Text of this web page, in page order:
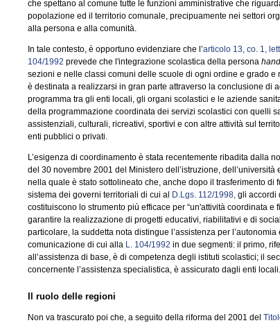
che spettano al comune tutte le funzioni amministrative che
popolazione ed il territorio comunale, precipuamente nei settori
alla persona e alla comunità.
In tale contesto, è opportuno evidenziare che l’articolo 13, co. 1,
104/1992 prevede che l'integrazione scolastica della persona
sezioni e nelle classi comuni delle scuole di ogni ordine e grado e
è destinata a realizzarsi in gran parte attraverso la conclusione di
programma tra gli enti locali, gli organi scolastici e le aziende
della programmazione coordinata dei servizi scolastici con quelli
assistenziali, culturali, ricreativi, sportivi e con altre attività sul
enti pubblici o privati.
L’esigenza di coordinamento è stata recentemente ribadita dalla
del 30 novembre 2001 del Ministero dell’istruzione, dell’università
nella quale è stato sottolineato che, anche dopo il trasferimento di
sistema dei governi territoriali di cui al D.Lgs. 112/1998, gli accordi
costituiscono lo strumento più efficace per “un'attività coordinata e
garantire la realizzazione di progetti educativi, riabilitativi e di
particolare, la suddetta nota distingue l’assistenza per l’autonomia
comunicazione di cui alla L. 104/1992 in due segmenti: il primo,
all’assistenza di base, è di competenza degli istituti scolastici; il
concernente l’assistenza specialistica, è assicurato dagli enti locali.
Il ruolo delle regioni
Non va trascurato poi che, a seguito della riforma del 2001 del